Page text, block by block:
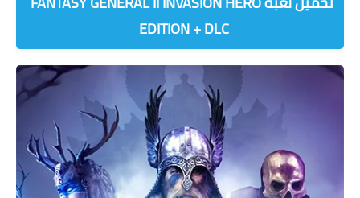
EDITION + DLC